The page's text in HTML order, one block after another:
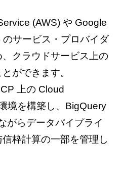
(AWS) や Google
サービス・プロバイダ
クラウドサービス上の
ができます。
上の Cloud
境を構築し、BigQuery
がらデータパイプライ
枠計算の一部を管理し